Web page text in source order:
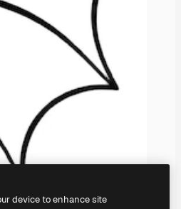
device to enhance site